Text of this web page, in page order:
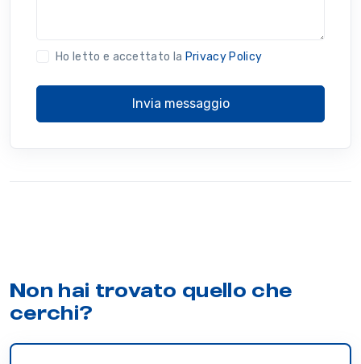
Ho letto e accettato la Privacy Policy
Invia messaggio
Non hai trovato quello che
cerchi?